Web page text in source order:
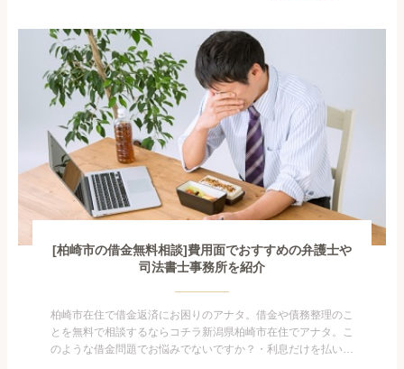
も限界があ...
[柏崎市の借金無料相談]費用面でおすすめの弁護士や
司法書士事務所を紹介
柏崎市在住で借金返済にお困りのアナタ。借金や債務整理のこ
とを無料で相談するならコチラ新潟県柏崎市在住でアナタ。こ
のような借金問題でお悩みでないですか？・利息だけを払い続